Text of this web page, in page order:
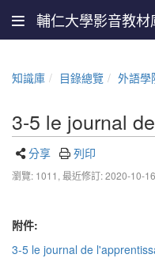
輔仁大學影音教材
知識庫 目錄總覽 外語學
3-5 le journal
分享 列印
瀏覽: 1011, 最近修訂: 2020-10-16
附件:
3-5 le journal de